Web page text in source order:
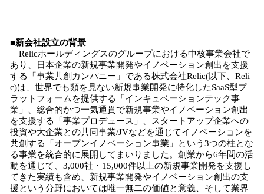
■新会社設立の背景
Relicホールディングスのグループにおける中核事業会社で
あり、日本企業の新規事業開発やイノベーション創出を支援
する「事業共創カンパニー」である株式会社Relic(以下、Reli
c)は、世界でも類を見ない新規事業開発に特化したSaaS型プ
ラットフォームを提供する「インキュベーションテック事
業」、総合的かつ一気通貫で新規事業やイノベーション創出
を支援する「事業プロデュース」、スタートアップ企業への
投資や大企業との共同事業/JVなどを通じてイノベーションを
共創する「オープンイノベーション事業」という3つの柱とな
る事業を統合的に展開してまいりました。創業から6年間の活
動を通じて、3,000社・15,000件以上の新規事業開発を支援し
てきた実績も含め、新規事業開発やイノベーション創出の支
援という分野においては唯一無二の価値と意義、そして業界